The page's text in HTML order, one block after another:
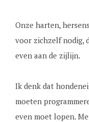
Onze harten,
voor zichzelf nodig,
even aan de zijlijn.
Ik denk dat
moeten
even moet lopen.